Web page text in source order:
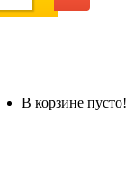
В корзине пусто!